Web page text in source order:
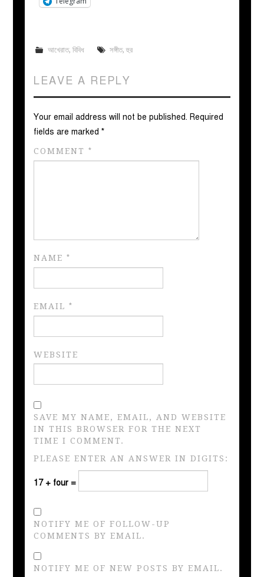
আখেরাত, বিবিধ সঙ্গীত, হুর
LEAVE A REPLY
Your email address will not be published. Required
fields are marked*
COMMENT*
NAME*
EMAIL*
WEBSITE
SAVE MY NAME, EMAIL, AND WEBSITE
IN THIS BROWSER FOR THE NEXT
TIME I COMMENT.
PLEASE ENTER AN ANSWER IN DIGITS:
17 + four =
NOTIFY ME OF FOLLOW-UP
COMMENTS BY EMAIL.
NOTIFY ME OF NEW POSTS BY EMAIL.